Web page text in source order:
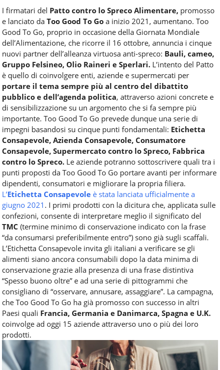
I firmatari del Patto contro lo Spreco Alimentare, promosso
e lanciato da Too Good To Go a inizio 2021, aumentano. Too
Good To Go, proprio in occasione della Giornata Mondiale
dell’Alimentazione, che ricorre il 16 ottobre, annuncia i cinque
nuovi partner dell’alleanza virtuosa anti-spreco: Bauli, cameo,
Gruppo Felsineo, Olio Raineri e Sperlari. L’intento del Patto
è quello di coinvolgere enti, aziende e supermercati per
portare il tema sempre più al centro del dibattito
pubblico e dell’agenda politica, attraverso azioni concrete e
di sensibilizzazione su un argomento che si fa sempre più
importante. Too Good To Go prevede dunque una serie di
impegni basandosi su cinque punti fondamentali: Etichetta
Consapevole, Azienda Consapevole, Consumatore
Consapevole, Supermercato contro lo Spreco, Fabbrica
contro lo Spreco. Le aziende potranno sottoscrivere quali tra i
punti proposti da Too Good To Go portare avanti per informare
dipendenti, consumatori e migliorare la propria filiera.
L’Etichetta Consapevole è stata lanciata ufficialmente a
giugno 2021 . I primi prodotti con la dicitura che, applicata sulle
confezioni, consente di interpretare meglio il significato del
TMC (termine minimo di conservazione indicato con la frase
“da consumarsi preferibilmente entro”) sono già sugli scaffali.
L’Etichetta Consapevole invita gli italiani a verificare se gli
alimenti siano ancora consumabili dopo la data minima di
conservazione grazie alla presenza di una frase distintiva
“Spesso buono oltre” e ad una serie di pittogrammi che
consigliano di “osservare, annusare, assaggiare”. La campagna,
che Too Good To Go ha già promosso con successo in altri
Paesi quali Francia, Germania e Danimarca, Spagna e U.K.
coinvolge ad oggi 15 aziende attraverso uno o più dei loro
prodotti.